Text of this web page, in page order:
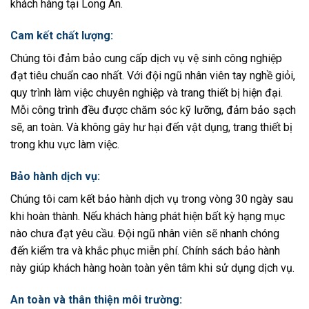
khách hàng tại Long An.
Cam kết chất lượng:
Chúng tôi đảm bảo cung cấp dịch vụ vệ sinh công nghiệp
đạt tiêu chuẩn cao nhất. Với đội ngũ nhân viên tay nghề giỏi,
quy trình làm việc chuyên nghiệp và trang thiết bị hiện đại.
Mỗi công trình đều được chăm sóc kỹ lưỡng, đảm bảo sạch
sẽ, an toàn. Và không gây hư hại đến vật dụng, trang thiết bị
trong khu vực làm việc.
Bảo hành dịch vụ:
Chúng tôi cam kết bảo hành dịch vụ trong vòng 30 ngày sau
khi hoàn thành. Nếu khách hàng phát hiện bất kỳ hạng mục
nào chưa đạt yêu cầu. Đội ngũ nhân viên sẽ nhanh chóng
đến kiểm tra và khắc phục miễn phí. Chính sách bảo hành
này giúp khách hàng hoàn toàn yên tâm khi sử dụng dịch vụ.
An toàn và thân thiện môi trường: